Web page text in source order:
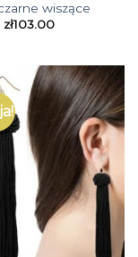
wiszące
zł103.00